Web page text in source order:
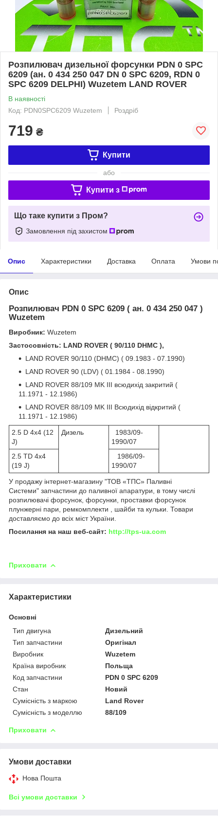
Розпилювач дизельної форсунки PDN 0 SPC
6209 (ан. 0 434 250 047 DN 0 SPC 6209, RDN 0
SPC 6209 DELPHI) Wuzetem LAND ROVER
В наявності
Код: PDN0SPC6209 Wuzetem
Роздріб
719 ₴
Купити
або
Купити з
Що таке купити з Пром?
Замовлення під захистом
Опис Характеристики Доставка Оплата Умови
Опис
Розпилювач PDN 0 SPC 6209 ( ан. 0 434 250 047 )
Wuzetem
Виробник: Wuzetem
Застосовність: LAND ROVER ( 90/110 DHMC ),
LAND ROVER 90/110 (DHMC) ( 09.1983 - 07.1990)
LAND ROVER 90 (LDV) ( 01.1984 - 08.1990)
LAND ROVER 88/109 MK III всюдихід закритий (
11.1971 - 12.1986)
LAND ROVER 88/109 MK III Всюдихід відкритий (
11.1971 - 12.1986)
2.5 D 4x4 (12
J)
Дизель
1983/09-
1990/07
2.5 TD 4x4
(19 J)
1986/09-
1990/07
У продажу інтернет-магазину "ТОВ «ТПС» Паливні
Системи" запчастини до паливної апаратури, в тому числі
розпилювачі форсунок, форсунки, проставки форсунок
плунжерні пари, ремкомплекти , шайби та кульки. Товари
доставляємо до всіх міст України.
Посилання на наш веб-сайт: http://tps-ua.com
Приховати
Характеристики
Основні
Тип двигуна
Дизельний
Тип запчастини
Оригінал
Виробник
Wuzetem
Країна виробник
Польща
Код запчастини
PDN 0 SPC 6209
Стан
Новий
Сумісність з маркою
Land Rover
Сумісність з моделлю
88/109
Приховати
Умови доставки
Нова Пошта
Всі умови доставки